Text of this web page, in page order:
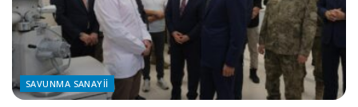
SAVUNMA SANAYII